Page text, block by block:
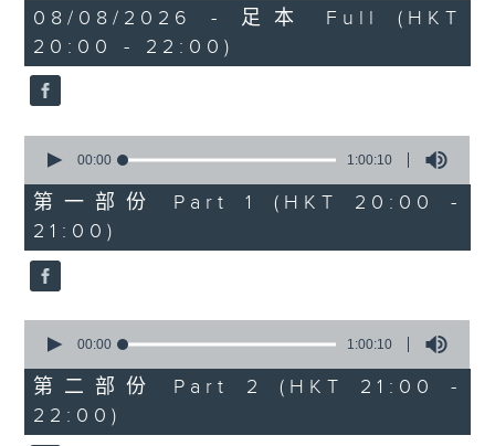
Huiying Cao, Youran Chen, Yikai
Guo, Hwayoung Joo, Jooahn Yoo,
Ziyu Zhang (cello)
Aleksandr Tiumentsev (piano)
BWV1011 (25’)
Nadia BOULANGER
Three Pieces for Cello and Piano
(8’)
RACHMANINOV
Cello Sonata in D minor, Op. 40
(28’)
Donqing FANG
Lin Chong, Op. 37 (8’)
2
hours,
0
seconds
08/08/2026 - 足本 Full (HKT
20:00 - 22:00)
seconds
1
hour,
10
seconds
00:00 1:00:10
第一部份 Part 1 (HKT 20:00 -
21:00)
seconds
1
hour,
10
seconds
00:00 1:00:10
第二部份 Part 2 (HKT 21:00 -
22:00)